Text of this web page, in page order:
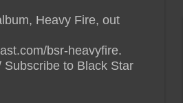
Heavy Fire, out
bsr-heavyfire.
to Black Star